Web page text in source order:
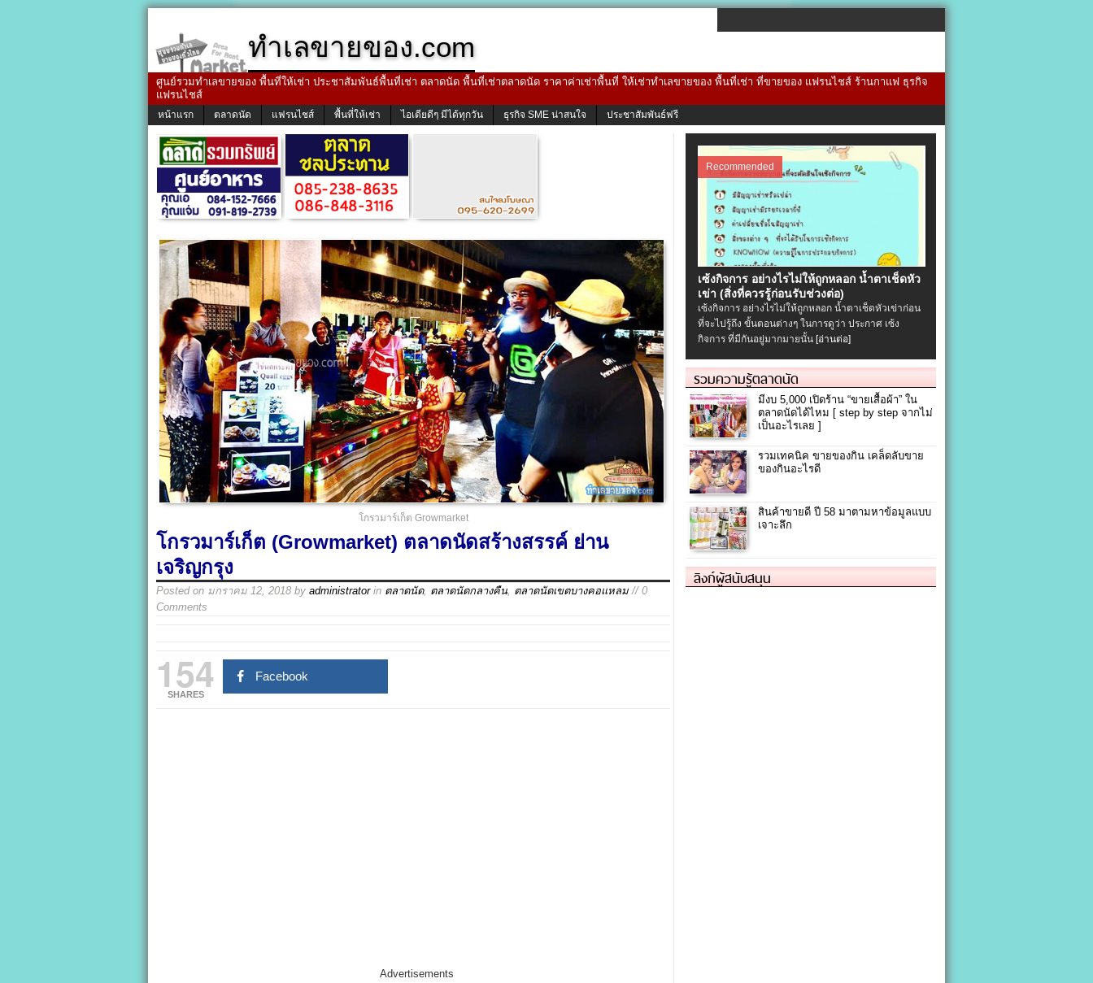
ทำเลขายของ.com
ศูนย์รวมทำเลขายของ พื้นที่ให้เช่า ประชาสัมพันธ์พื้นที่เช่า ตลาดนัด พื้นที่เช่าตลาดนัด ราคาค่าเช่าพื้นที่ ให้เช่าทำเลขายของ พื้นที่เช่า ที่ขายของ แฟรนไชส์ ร้านกาแฟ ธุรกิจ
แฟรนไชส์
หน้าแรก ตลาดนัด แฟรนไชส์ พื้นที่ให้เช่า ไอเดียดีๆ มีได้ทุกวัน ธุรกิจ SME น่าสนใจ ประชาสัมพันธ์ฟรี
โกรวมาร์เก็ต Growmarket
โกรวมาร์เก็ต (Growmarket) ตลาดนัดสร้างสรรค์ ย่าน
เจริญกรุง
Posted on มกราคม 12, 2018 by administratorin ตลาดนัด, ตลาดนัดกลางคืน ตลาดนัดเขตบางคอแหลม // 0
Comments
154
SHARES
Facebook
Advertisements
Recommended
เซ้งกิจการ อย่างไรไม่ให้ถูกหลอก น้ำตาเช็ดหัว
เข่า (สิ่งที่ควรรู้ก่อนรับช่วงต่อ)
เซ้งกิจการ อย่างไรไม่ให้ถูกหลอก น้ำตาเช็ดหัวเข่าก่อน
ที่จะไปรู้ถึง ขั้นตอนต่างๆ ในการดูว่า ประกาศ เซ้ง
กิจการ ที่มีกันอยู่มากมายนั้น [อ่านต่อ]
รวมความรู้ตลาดนัด
มีงบ 5,000 เปิดร้าน “ขายเสื้อผ้า” ใน
ตลาดนัดได้ไหม [ step by step จากไม่
เป็นอะไรเลย ]
รวมเทคนิค ขายของกิน เคล็ดลับขาย
ของกินอะไรดี
สินค้าขายดี ปี 58 มาตามหาข้อมูลแบบ
เจาะลึก
ลิงก์ผู้สนับสนุน